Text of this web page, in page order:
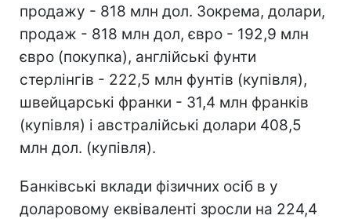
продажу - 818 млн дол. Зокрема, долари,
продаж - 818 млн дол, євро - 192,9 млн
євро (покупка), англійські фунти
стерлінгів - 222,5 млн фунтів (купівля),
швейцарські франки - 31,4 млн франків
(купівля) і австралійські долари 408,5
млн дол. (купівля).
Банківські вклади фізичних осіб в у
доларовому еквіваленті зросли на 224,4